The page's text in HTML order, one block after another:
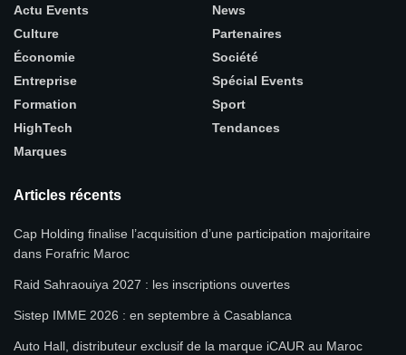
Actu Events
Culture
Économie
Entreprise
Formation
HighTech
Marques
News
Partenaires
Société
Spécial Events
Sport
Tendances
Articles récents
Cap Holding finalise l’acquisition d’une participation majoritaire
dans Forafric Maroc
Raid Sahraouiya 2027 : les inscriptions ouvertes
Sistep IMME 2026 : en septembre à Casablanca
Auto Hall, distributeur exclusif de la marque iCAUR au Maroc